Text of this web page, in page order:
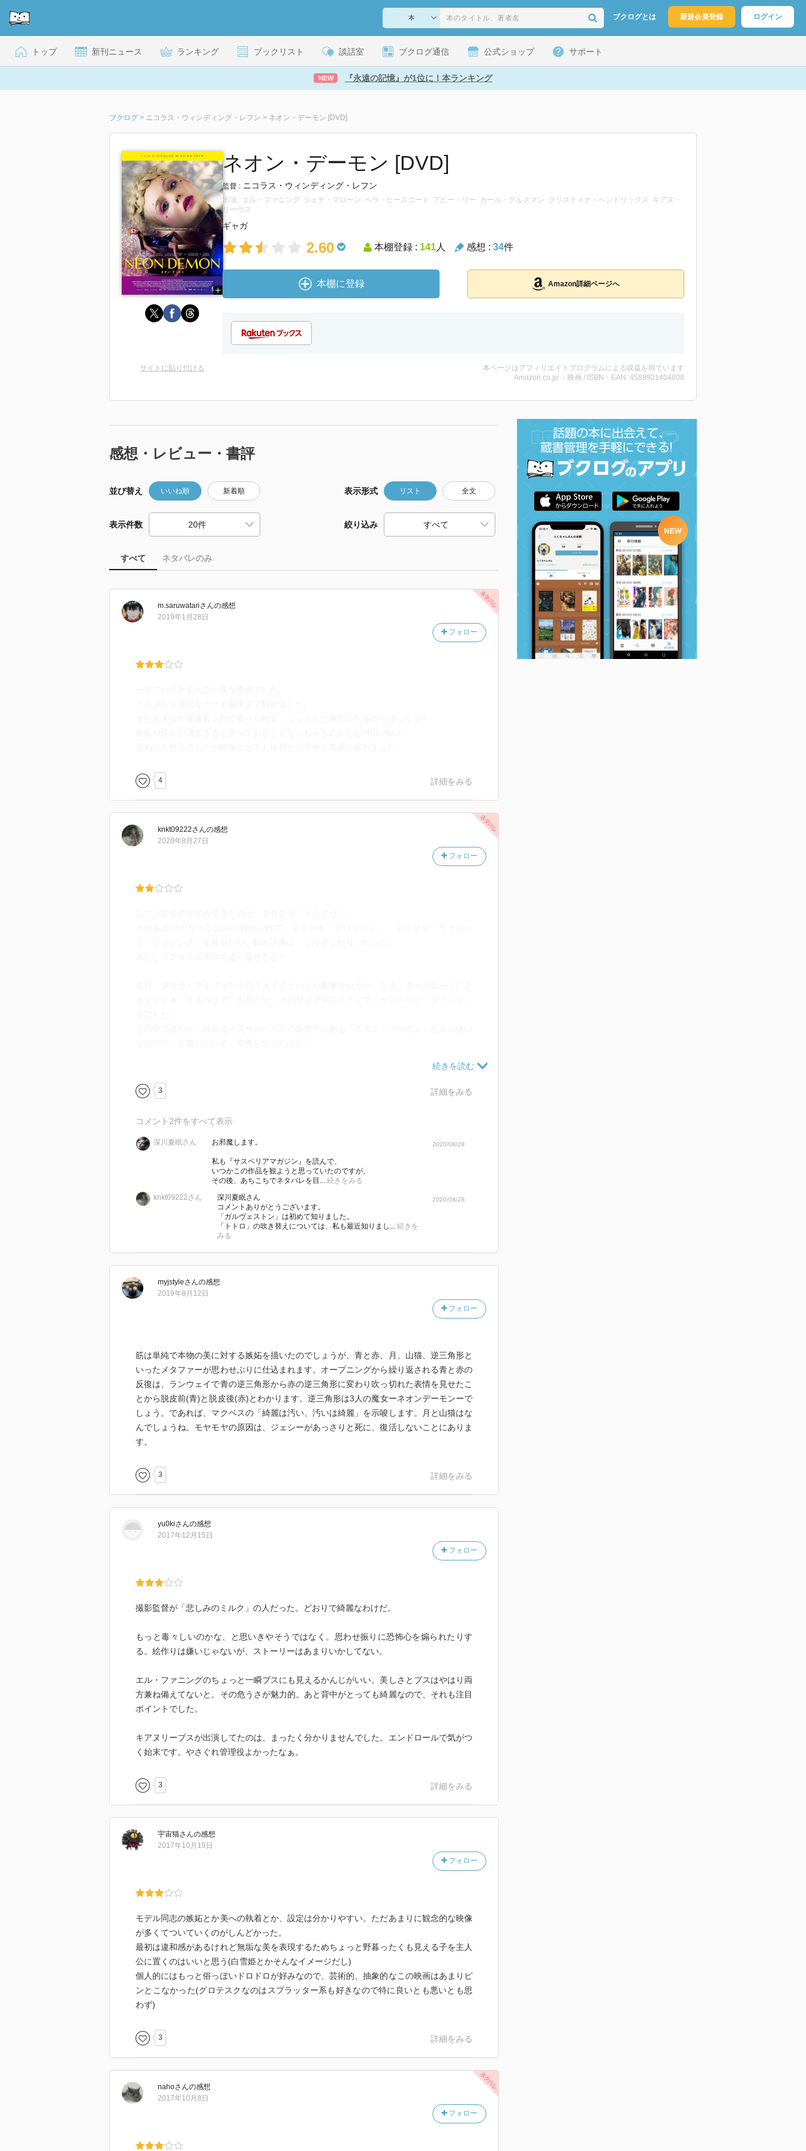
ブクログとは 新規会員登録 ログイン
トップ 新刊ニュース ランキング ブックリスト 談話室 ブクログ通信 公式ショップ サポート
NEW 『永遠の記憶』が1位に！本ランキング
ブクログ > ニコラス・ウィンディング・レフン > ネオン・デーモン [DVD]
ネオン・デーモン [DVD]
監督 : ニコラス・ウィンディング・レフン
出演 : エル・ファニング ジェナ・マローン ベラ・ヒースコート アビー・リー カール・グルスマン クリスティナ・ヘンドリックス キアヌ・
リーヴス
ギャガ
2.60 本棚登録 : 141人 感想 : 34件
本棚に登録 Amazon詳細ページへ
サイトに貼り付ける
本ページはアフィリエイトプログラムによる収益を得ています
Amazon.co.jp ・映画 / ISBN・EAN: 4589921404808
感想・レビュー・書評
並び替え いいね順 新着順 表示形式 リスト 全文
表示件数 絞り込み
すべて ネタバレのみ
m.saruwatariさんの感想
フォロー
2019年1月28日
4 詳細をみる
knkt09222さんの感想
フォロー
2020年8月27日
そして本作を見るに当たっては「ほー、いいじゃないか。こういうのでいいんだよ、こう
いうので」という顔を鑑賞後にできたらいいなーと思っていたが。
残念。そこまで満足はできなかった。
確かに「サスペリア」の影響はある。
というか、wikipediaによれば監督は「中間色が見えづらい色覚障害を持っており、色彩コ
ントラストの強い独特な画面構成が特徴」なのだとか。
さらに主演エル・ファニングの髪形は、サラ・ジェシカ・ハーパーっぽい。
また、見ることー見られること、という現象が、バレエダンサー→ファッションモデルと
アップデートされている感も、ないではない。
ナルシシズム、鏡、山猫？、三角形の図像、月、と象徴的なモノは多い。
「マルホランド・ドライブ」を連想させる女性たちの怨嗟、
イメージ映像の多用。
演出のかったるさ。間延び。
こういう展開にすりゃあ衝撃なんでしょという、わかりやすく「人を喰った」展開。
ファッショナブルで深さがありげな画面作りのしゃらくささとか。
ときどき「この監督とは合わない」という映画感想を見るにつけ、こいつ何様やねんと思
っていたが、初めてそういう現象に出会っているのかもしれない。
「ランウェイで笑って」で語られなかった闇、にすら及ばない、闇の薄さ。
ネット上ではエル・ファニングが似つかわしくないという感想がちらほらするが、断固支
１９９８年生まれ。２００１で「アイ・アム・サム」２歳を演じ？、２０１１「スーパー
エイト」「ヴァージニア」。
今後、２０１７「メアリーの総て」、２０１８「孤独なふりした世界で」も観たい。
3 詳細をみる
コメント 2件をすべて表示
深川夏眠さん お邪魔します。
私も『サスペリアマガジン』を読んで、
いつかこの作品を観ようと思っていたのですが、
その後、あちこちでネタバレを目... 続きをみる
2020/08/28
knkt09222さん
深川夏眠さん
コメントありがとうございます。
「ガルヴェストン」は初めて知りました。
「トトロ」の吹き替えについては、私も最近知りまし... 続きを
みる
2020/08/28
myjstyleさんの感想
フォロー
2019年8月12日
筋は単純で本物の美に対する嫉妬を描いたのでしょうが、青と赤、月、山猫、逆三角形と
いったメタファーが思わせぶりに仕込まれます。オープニングから繰り返される青と赤の
反復は、ランウェイで青の逆三角形から赤の逆三角形に変わり吹っ切れた表情を見せたこ
とから脱皮前(青)と脱皮後(赤)とわかります。逆三角形は3人の魔女ーネオンデーモンーで
しょう。であれば、マクベスの「綺麗は汚い、汚いは綺麗」を示唆します。月と山猫はな
んでしょうね。モヤモヤの原因は、ジェシーがあっさりと死に、復活しないことにありま
す。
3 詳細をみる
yu0kiさんの感想
フォロー
2017年12月15日
撮影監督が「悲しみのミルク」の人だった。どおりで綺麗なわけだ。
もっと毒々しいのかな、と思いきやそうではなく。思わせ振りに恐怖心を煽られたりす
る。絵作りは嫌いじゃないが、ストーリーはあまりいかしてない。
エル・ファニングのちょっと一瞬ブスにも見えるかんじがいい。美しさとブスはやはり両
方兼ね備えてないと。その危うさが魅力的。あと背中がとっても綺麗なので、それも注目
ポイントでした。
キアヌリーブスが出演してたのは、まったく分かりませんでした。エンドロールで気がつ
く始末です。やさぐれ管理役よかったなぁ。
3 詳細をみる
宇宙猫さんの感想
フォロー
2017年10月19日
モデル同志の嫉妬とか美への執着とか、設定は分かりやすい。ただあまりに観念的な映像
が多くてついていくのがしんどかった。
最初は違和感があるけれど無垢な美を表現するためちょっと野暮ったくも見える子を主人
公に置くのはいいと思う(白雪姫とかそんなイメージだし)
個人的にはもっと俗っぽいドロドロが好みなので、芸術的、抽象的なこの映画はあまりピ
ンとこなかった(グロテスクなのはスプラッター系も好きなので特に良いとも悪いとも思
わず)
3 詳細をみる
nahoさんの感想
フォロー
2017年10月8日